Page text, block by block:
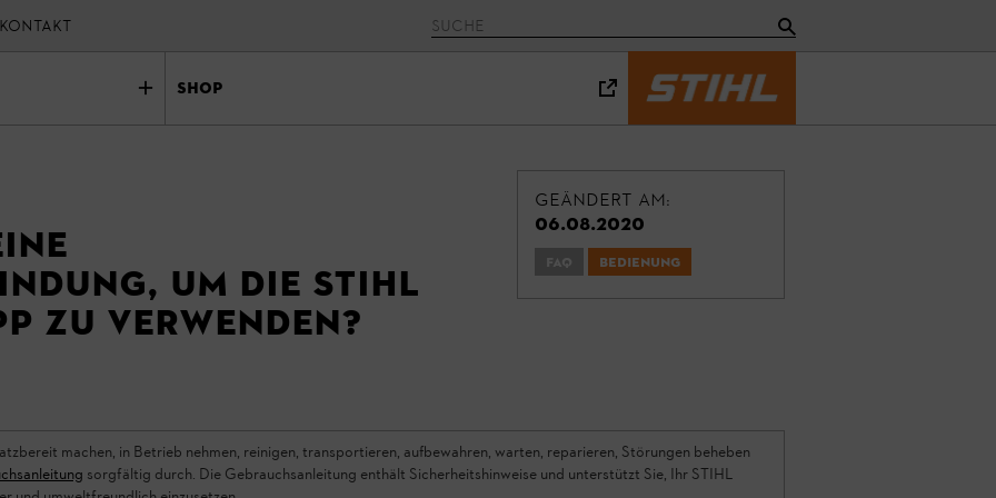
KONTAKT
Shop
um die STIHL
zu verwenden?
Geändert am:
06.08.2020
FAQ Bedienung
machen, in Betrieb nehmen, reinigen, transportieren, aufbewahren, warten, reparieren, Störungen beheben
sorgfältig durch. Die Gebrauchsanleitung enthält Sicherheitshinweise und unterstützt Sie, Ihr STIHL